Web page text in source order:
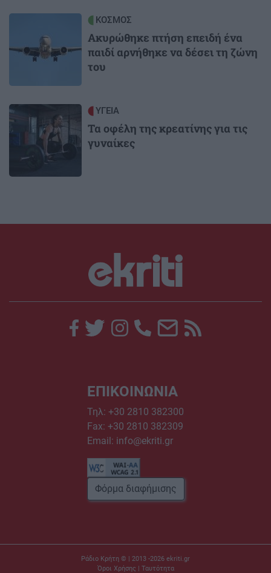
ΚΟΣΜΟΣ
Ακυρώθηκε πτήση επειδή ένα
παιδί αρνήθηκε να δέσει τη ζώνη
του
Image ΥΓΕΙΑ
Τα οφέλη της κρεατίνης για τις
γυναίκες
ΕΠΙΚΟΙΝΩΝΙΑ
Τηλ: +30 2810 382300
Fax: +30 2810 382309
Email: info@ekriti.gr
Φόρμα διαφήμισης
Ράδιο Κρήτη © | 2013 -2026 ekriti.gr
Όροι Χρήσης
Ταυτότητα